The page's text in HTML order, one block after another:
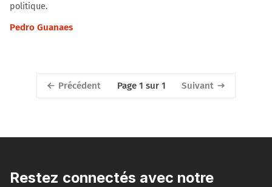
politique.
Pedro Guanaes
Précédent Page 1 sur 1 Suivant
Restez connectés avec notre